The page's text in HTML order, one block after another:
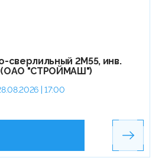
сверлильный 2М55, инв.
(ОАО "СТРОЙМАШ")
| 17:00